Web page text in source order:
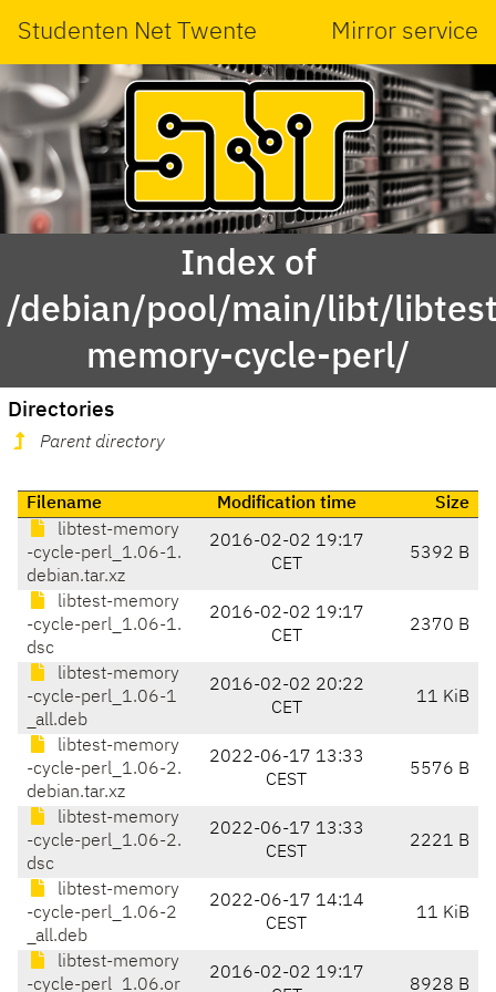
Studenten Net Twente Mirror service
Index of
/debian/pool/main/libt/
memory-cycle-perl/
Directories
Parent directory
Filename Modification time
Size
libtest-memory
-cycle-perl_1.06-1.
debian.tar.xz
2016-02-02 19:17
CET
5392 B
libtest-memory
-cycle-perl_1.06-1.
dsc
2016-02-02 19:17
CET
2370 B
libtest-memory
-cycle-perl_1.06-1
_all.deb
2016-02-02 20:22
CET
11 KiB
libtest-memory
-cycle-perl_1.06-2.
debian.tar.xz
2022-06-17 13:33
CEST
5576 B
libtest-memory
-cycle-perl_1.06-2.
dsc
2022-06-17 13:33
CEST
2221 B
libtest-memory
-cycle-perl_1.06-2
_all.deb
2022-06-17 14:14
CEST
11 KiB
libtest-memory
-cycle-perl_1.06.or
2016-02-02 19:17
8928 B